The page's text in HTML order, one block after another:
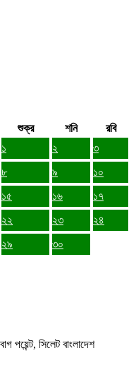
শুক্র শনি
রবি
১
২
৩
৮ ৯
১০
১৫ ১৬
১৭
২২ ২৩
২৪
২৯
৩০
পয়েন্ট, সিলেট বাংলাদেশ